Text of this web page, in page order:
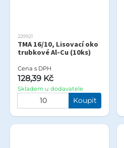
229921
TMA 16/10, Lisovací oko
trubkové Al-Cu (10ks)
Cena s DPH
128,39 Kč
Skladem u dodavatele
Koupit